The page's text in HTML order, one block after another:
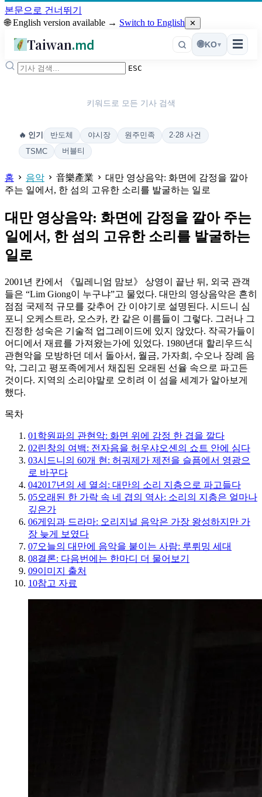
본문으로 건너뛰기
🌐 English version available → Switch to English ✕
Taiwan.md ☰
🌐KO▾
ESC
키워드로 모든 기사 검색
🔥 인기 반도체 야시장 원주민족
2·28 사건
TSMC
버블티
홈 음악 音樂產業
대만 영상음악: 화면에 감정을 깔아
주는 일에서, 한 섬의 고유한 소리를 발굴하는 일로
대만 영상음악: 화면에 감정을 깔아 주는
일에서, 한 섬의 고유한 소리를 발굴하는
일로
2001년 칸에서 《밀레니엄 맘보》 상영이 끝난 뒤, 외국 관객
들은 “Lim Giong이 누구냐”고 물었다. 대만의 영상음악은 흔히
점점 국제적 규모를 갖추어 간 이야기로 설명된다. 시드니 심
포니 오케스트라, 오스카, 칸 같은 이름들이 그렇다. 그러나 그
진정한 성숙은 기술적 업그레이드에 있지 않았다. 작곡가들이
어디에서 재료를 가져왔는가에 있었다. 1980년대 할리우드식
관현악을 모방하던 데서 돌아서, 월금, 가자희, 수오나 장례 음
악, 그리고 평포족에게서 채집된 오래된 선율 속으로 파고든
것이다. 지역의 소리야말로 오히려 이 섬을 세계가 알아보게
했다.
목차
01 학원파의 관현악: 화면 위에 감정 한 겹을 깔다
02린창의 여백: 전자음을 허우샤오셴의 쇼트 안에 심다
03시드니의 60개 현: 허궈제가 제전을 슬픔에서 영광으
로 바꾸다
042017년의 세 열쇠: 대만의 소리 지층으로 파고들다
05오래된 한 가락 속 네 겹의 역사: 소리의 지층은 얼마나
깊은가
06게임과 드라마: 오리지널 음악은 가장 왕성하지만 가
장 늦게 보였다
07오늘의 대만에 음악을 붙이는 사람: 루뤼밍 세대
08결론: 다음번에는 한마디 더 물어보기
09이미지 출처
10참고 자료